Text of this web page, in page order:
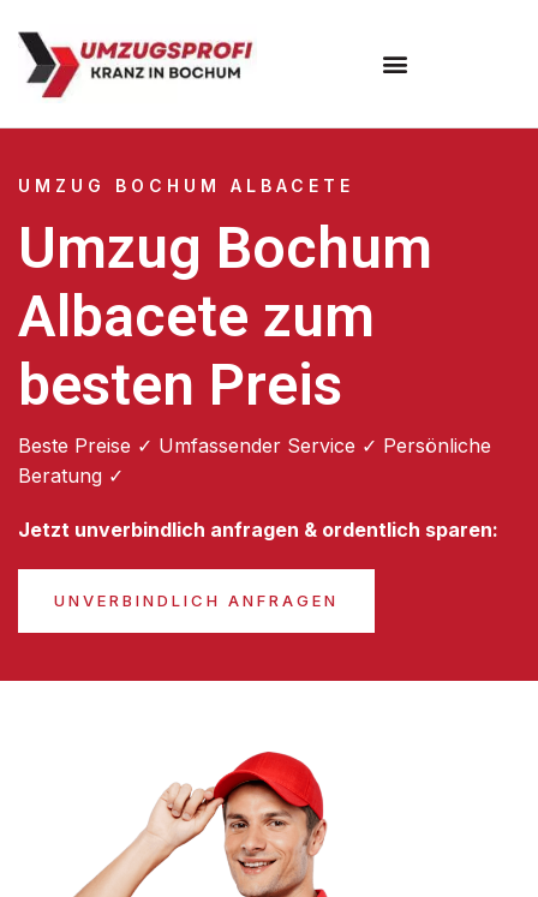
UMZUG BOCHUM ALBACETE
Umzug Bochum
Albacete zum
besten Preis
Beste Preise ✓ Umfassender Service ✓ Persönliche
Beratung ✓
Jetzt unverbindlich anfragen & ordentlich sparen:
UNVERBINDLICH ANFRAGEN